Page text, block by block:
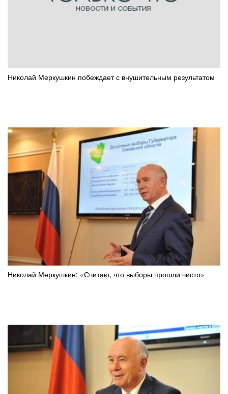
Николай Меркушкин побеждает с внушительным результатом
Николай Меркушкин: «Считаю, что выборы прошли чисто»